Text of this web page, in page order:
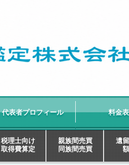
代表者プロフィール 料金表
税理士向け
取得費算定
親族間売買
同族間売買
遺